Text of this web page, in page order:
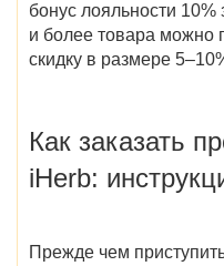
бонус лояльности
и более товара можно
скидку в размере
Как заказать
iHerb:
Прежде чем